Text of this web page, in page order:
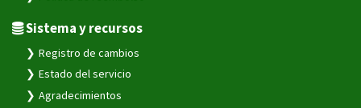
Sistema y recursos
Registro de cambios
Estado del servicio
Agradecimientos